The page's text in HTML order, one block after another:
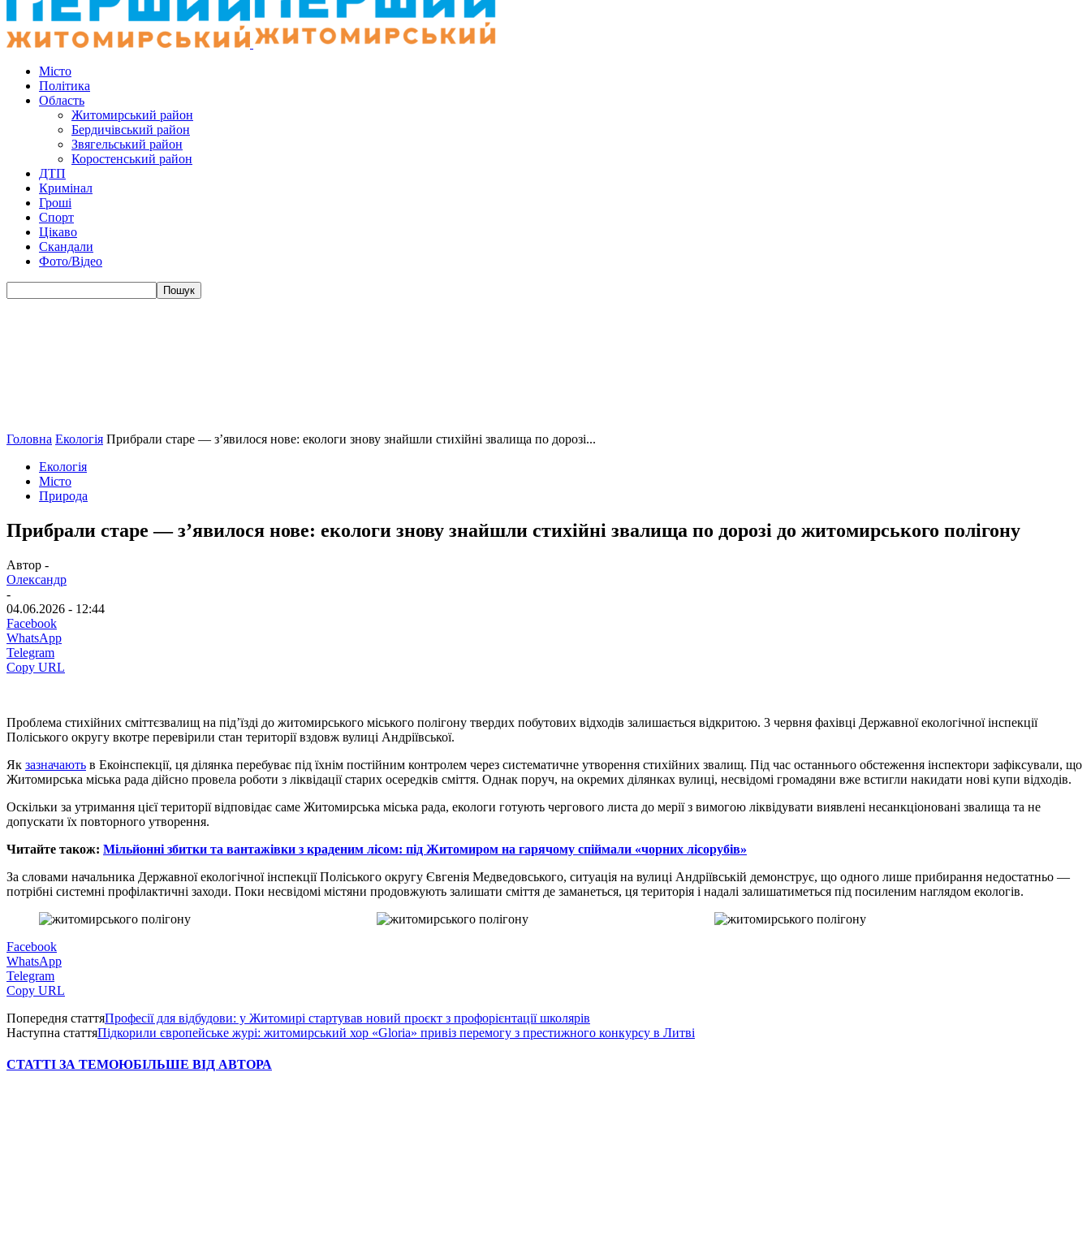
Місто
Політика
Область
Житомирський район
Бердичівський район
Звягельський район
Коростенський район
ДТП
Кримінал
Гроші
Спорт
Цікаво
Скандали
Фото/Відео
Головна Екологія Прибрали старе — з’явилося нове: екологи знову знайшли стихійні звалища по дорозі...
Екологія
Місто
Природа
Прибрали старе — з’явилося нове: екологи знову знайшли стихійні звалища по дорозі до житомирського полігону
Автор -
Олександр
-
04.06.2026 - 12:44
Facebook
WhatsApp
Telegram
Copy URL
Проблема стихійних сміттєзвалищ на під’їзді до житомирського міського полігону твердих побутових відходів залишається відкритою. 3 червня фахівці Державної екологічної інспекції
Поліського округу вкотре перевірили стан території вздовж вулиці Андріївської.
Як зазначають в Екоінспекції, ця ділянка перебуває під їхнім постійним контролем через систематичне утворення стихійних звалищ. Під час останнього обстеження інспектори зафіксували, що
Житомирська міська рада дійсно провела роботи з ліквідації старих осередків сміття. Однак поруч, на окремих ділянках вулиці, несвідомі громадяни вже встигли накидати нові купи відходів.
Оскільки за утримання цієї території відповідає саме Житомирська міська рада, екологи готують чергового листа до мерії з вимогою ліквідувати виявлені несанкціоновані звалища та не
допускати їх повторного утворення.
Читайте також: Мільйонні збитки та вантажівки з краденим лісом: під Житомиром на гарячому спіймали «чорних лісорубів»
За словами начальника Державної екологічної інспекції Поліського округу Євгенія Медведовського, ситуація на вулиці Андріївській демонструє, що одного лише прибирання недостатньо —
потрібні системні профілактичні заходи. Поки несвідомі містяни продовжують залишати сміття де заманеться, ця територія і надалі залишатиметься під посиленим наглядом екологів.
Facebook
WhatsApp
Telegram
Copy URL
Попередня статтяПрофесії для відбудови: у Житомирі стартував новий проєкт з профорієнтації школярів
Наступна статтяПідкорили європейське журі: житомирський хор «Gloria» привіз перемогу з престижного конкурсу в Литві
СТАТТІ ЗА ТЕМОЮБІЛЬШЕ ВІД АВТОРА